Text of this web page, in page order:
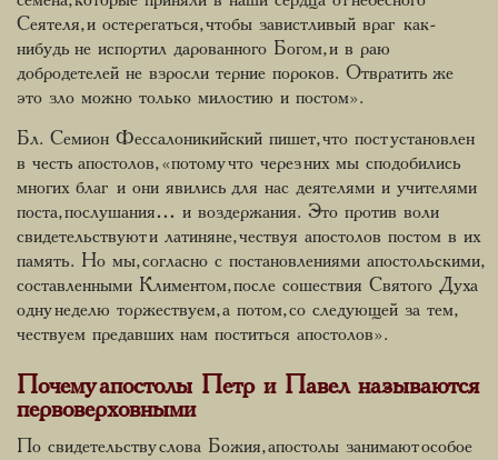
Сеятеля, и остерегаться, чтобы завистливый враг как-
нибудь не испортил дарованного Богом, и в раю
добродетелей не взросли терние пороков. Отвратить же
это зло можно только милостию и постом».
Бл. Семион Фессалоникийский пишет, что пост установлен
в честь апостолов, «потому что через них мы сподобились
многих благ и они явились для нас деятелями и учителями
поста, послушания… и воздержания. Это против воли
свидетельствуют и латиняне, чествуя апостолов постом в их
память. Но мы, согласно с постановлениями апостольскими,
составленными Климентом, после сошествия Святого Духа
одну неделю торжествуем, а потом, со следующей за тем,
чествуем предавших нам поститься апостолов».
Почему апостолы Петр и Павел называются
первоверховными
По свидетельству слова Божия, апостолы занимают особое